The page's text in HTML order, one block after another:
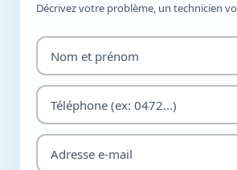
Décrivez votre problème, un technicien